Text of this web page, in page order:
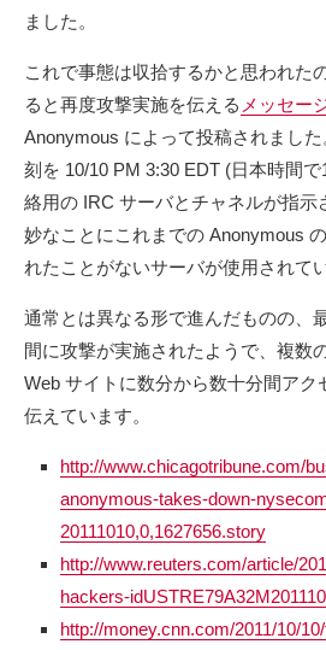
ました。
これで事態は収拾するかと思われた
ると再度攻撃実施を伝える メッセー
Anonymous によって投稿されまし
刻を 10/10 PM 3:30 EDT (日本時間
絡用の IRC サーバとチャネルが指示
妙なことにこれまでの Anonymous
れたことがないサーバが使用されて
通常とは異なる形で進んだものの、
間に攻撃が実施されたようで、複数
Web サイトに数分から数十分間アク
伝えています。
http://www.chicagotribune.com/
anonymous-takes-down-
20111010,0,1627656.story
http://www.reuters.com/article/
hackers-
http://money.cnn.com/2011/10/